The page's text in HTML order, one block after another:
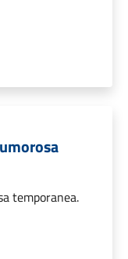
temporanea.